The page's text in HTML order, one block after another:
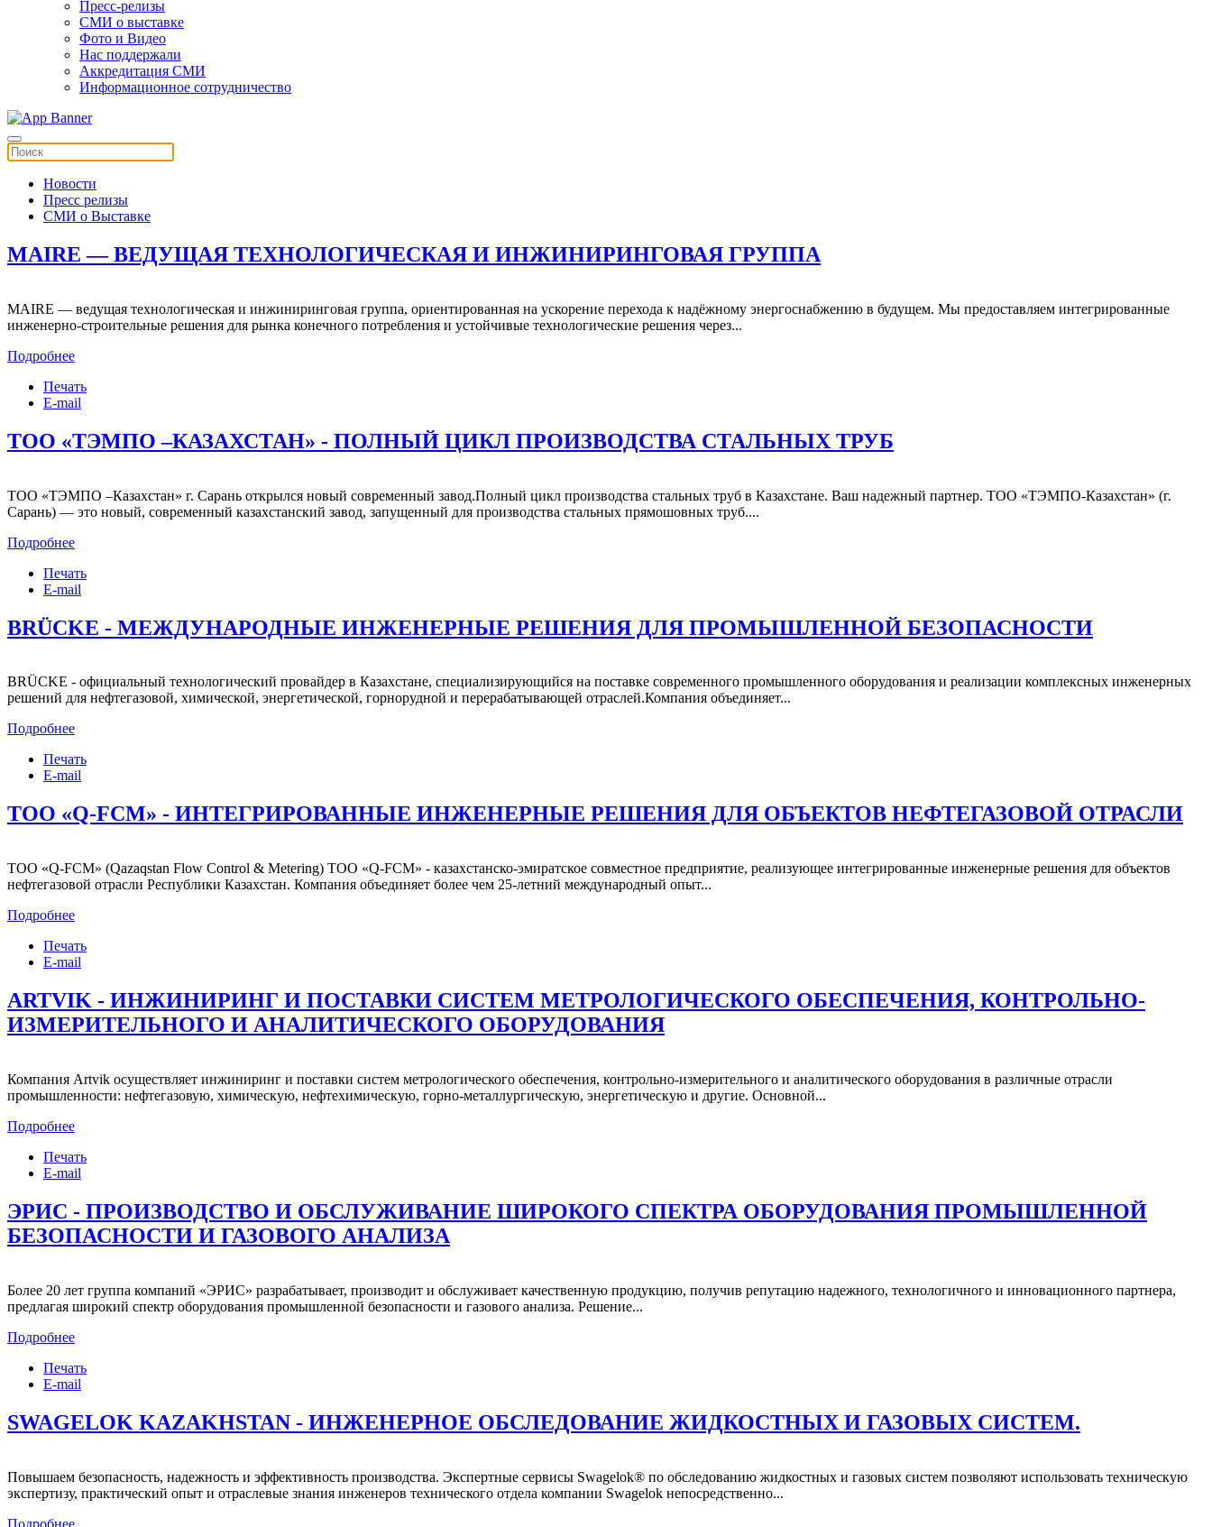
Пресс-релизы
СМИ о выставке
Фото и Видео
Нас поддержали
Аккредитация СМИ
Информационное сотрудничество
Новости
Пресс релизы
СМИ о Выставке
MAIRE — ВЕДУЩАЯ ТЕХНОЛОГИЧЕСКАЯ И ИНЖИНИРИНГОВАЯ ГРУППА
MAIRE — ведущая технологическая и инжиниринговая группа, ориентированная на ускорение перехода к надёжному энергоснабжению в будущем. Мы предоставляем интегрированные
инженерно-строительные решения для рынка конечного потребления и устойчивые технологические решения через...
Подробнее
Печать
E-mail
ТОО «ТЭМПО –КАЗАХСТАН» - ПОЛНЫЙ ЦИКЛ ПРОИЗВОДСТВА СТАЛЬНЫХ ТРУБ
ТОО «ТЭМПО –Казахстан» г. Сарань открылся новый современный завод.Полный цикл производства стальных труб в Казахстане. Ваш надежный партнер. ТОО «ТЭМПО-Казахстан» (г.
Сарань) — это новый, современный казахстанский завод, запущенный для производства стальных прямошовных труб....
Подробнее
Печать
E-mail
BRÜCKE - МЕЖДУНАРОДНЫЕ ИНЖЕНЕРНЫЕ РЕШЕНИЯ ДЛЯ ПРОМЫШЛЕННОЙ БЕЗОПАСНОСТИ
BRÜCKE - официальный технологический провайдер в Казахстане, специализирующийся на поставке современного промышленного оборудования и реализации комплексных инженерных
решений для нефтегазовой, химической, энергетической, горнорудной и перерабатывающей отраслей.Компания объединяет...
Подробнее
Печать
E-mail
ТОО «Q-FCM» - ИНТЕГРИРОВАННЫЕ ИНЖЕНЕРНЫЕ РЕШЕНИЯ ДЛЯ ОБЪЕКТОВ НЕФТЕГАЗОВОЙ ОТРАСЛИ
ТОО «Q-FCM» (Qazaqstan Flow Control & Metering) ТОО «Q-FCM» - казахстанско-эмиратское совместное предприятие, реализующее интегрированные инженерные решения для объектов
нефтегазовой отрасли Республики Казахстан. Компания объединяет более чем 25-летний международный опыт...
Подробнее
Печать
E-mail
ARTVIK - ИНЖИНИРИНГ И ПОСТАВКИ СИСТЕМ МЕТРОЛОГИЧЕСКОГО ОБЕСПЕЧЕНИЯ, КОНТРОЛЬНО-
ИЗМЕРИТЕЛЬНОГО И АНАЛИТИЧЕСКОГО ОБОРУДОВАНИЯ
Компания Artvik осуществляет инжиниринг и поставки систем метрологического обеспечения, контрольно-измерительного и аналитического оборудования в различные отрасли
промышленности: нефтегазовую, химическую, нефтехимическую, горнo-металлургическую, энергетическую и другие. Основной...
Подробнее
Печать
E-mail
ЭРИС - ПРОИЗВОДСТВО И ОБСЛУЖИВАНИЕ ШИРОКОГО СПЕКТРА ОБОРУДОВАНИЯ ПРОМЫШЛЕННОЙ
БЕЗОПАСНОСТИ И ГАЗОВОГО АНАЛИЗА
Более 20 лет группа компаний «ЭРИС» разрабатывает, производит и обслуживает качественную продукцию, получив репутацию надежного, технологичного и инновационного партнера,
предлагая широкий спектр оборудования промышленной безопасности и газового анализа. Решение...
Подробнее
Печать
E-mail
SWAGELOK KAZAKHSTAN - ИНЖЕНЕРНОЕ ОБСЛЕДОВАНИЕ ЖИДКОСТНЫХ И ГАЗОВЫХ СИСТЕМ.
Повышаем безопасность, надежность и эффективность производства. Экспертные сервисы Swagelok® по обследованию жидкостных и газовых систем позволяют использовать техническую
экспертизу, практический опыт и отраслевые знания инженеров технического отдела компании Swagelok непосредственно...
Подробнее